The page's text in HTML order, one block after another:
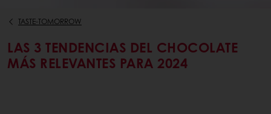
TASTE-TOMORROW
LAS 3 TENDENCIAS DEL CHOCOLATE
MÁS RELEVANTES PARA 2024